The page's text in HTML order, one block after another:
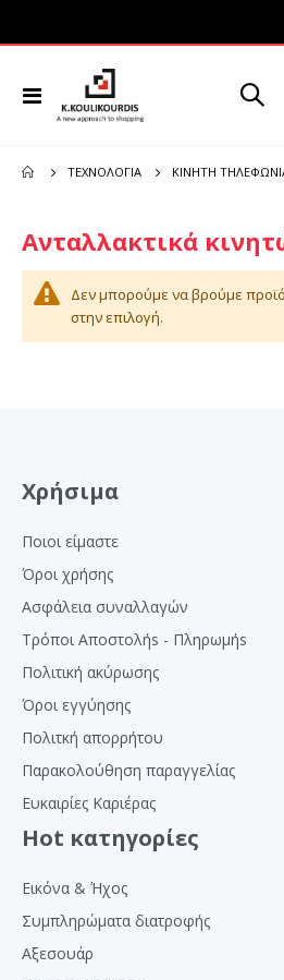
Εναλλαγή
Πλοήγησης
ΤΕΧΝΟΛΟΓΊΑ ΚΙΝΗΤΉ
Ανταλλακτικά
Δεν μπορούμε να βρούμε
στην επιλογή.
Χρήσιμα
Ποιοι είμαστε
Όροι χρήσης
Ασφάλεια συναλλαγών
Τρόποι Αποστολήs - Πληρωμήs
Πολιτική ακύρωσης
Όροι εγγύησης
Πολιτκή απορρήτου
Παρακολούθηση παραγγελίας
Ευκαιρίες Καριέρας
Hot κατηγορίες
Εικόνα & Ήχος
Συμπληρώματα διατροφής
Αξεσουάρ